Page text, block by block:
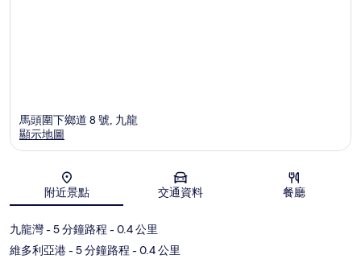
地圖
馬頭圍下鄉道 8 號, 九龍
顯示地圖
附近景點 交通資料 餐廳
九龍灣- 5 分鐘路程 - 0.4 公里
維多利亞港- 5 分鐘路程 - 0.4 公里